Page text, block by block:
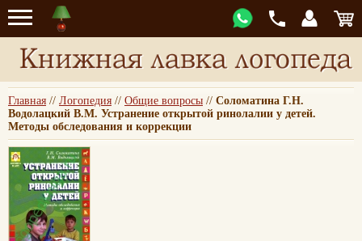
Главная // Логопедия // Общие вопросы // Соломатина Г.Н.
Водолацкий В.М. Устранение открытой ринолалии у детей.
Методы обследования и коррекции